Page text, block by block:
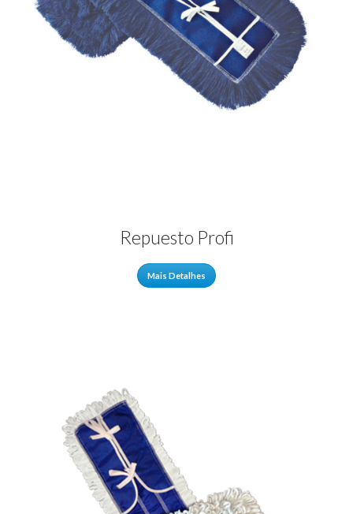
Repuesto Profi
Mais Detalhes